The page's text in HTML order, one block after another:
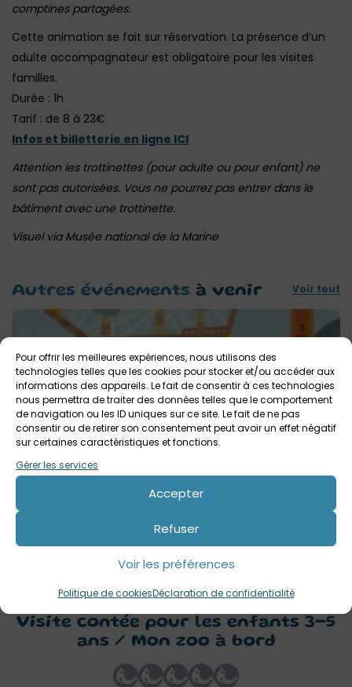
Pour offrir les meilleures expériences, nous utilisons des
technologies telles que les cookies pour stocker et/ou accéder aux
informations des appareils. Le fait de consentir à ces technologies
nous permettra de traiter des données telles que le comportement
de navigation ou les ID uniques sur ce site. Le fait de ne pas
consentir ou de retirer son consentement peut avoir un effet négatif
sur certaines caractéristiques et fonctions.
Gérer les services
Accepter
Refuser
Voir les préférences
Politique de cookiesDéclaration de confidentialité
comptines partagées.
Cette animation se fait sur réservation. La présence d’un
adulte accompagnateur est obligatoire pour les visites
familles.
Durée : 1h
Tarif : de 8 à 23€
Infos et billetterie en ligne ICI
Attention les trottinettes (pour adulte ou pour enfant) ne
sont pas autorisées. Vous ne pourrez pas entrer dans le
bâtiment avec une trottinette.
Visuel via Musée national de la Marine
Autres événements à venir Voir tout
2 septembre 2026
Visite contée pour les bébés : Le Voyage de
Bulle / Musée national de la Marine
Musée national de la Marine de Paris
Visite contée pour les enfants 3-5
ans / Mon zoo à bord